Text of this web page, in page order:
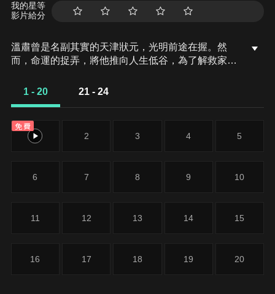
我的星等
影片給分
溫肅曾是名副其實的天津狀元，光明前途在握。然
而，命運的捉弄，將他推向人生低谷，為了解救家
女陳寶銀，因父親欠稅被逼迫做祭品獻祭河伯。幸運
近，經歷重重波折，共同抵抗權貴壓迫。
1 - 20 21 - 24
免費
1 2 3 4 5
6 7 8 9 10
11 12 13 14 15
16 17 18 19 20